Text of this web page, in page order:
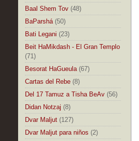
Baal Shem Tov (48)
BaParshá (50)
Bati Legani (23)
Beit HaMikdash - El Gran Templo
(71)
Besorat HaGueula (67)
Cartas del Rebe (8)
Del 17 Tamuz a Tisha BeAv (56)
Didan Notzaj (8)
Dvar Maljut (127)
Dvar Maljut para niños (2)